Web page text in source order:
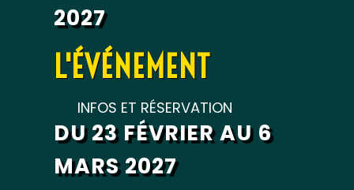
2027
L'ÉVÉNEMENT
INFOS ET RÉSERVATION
DU 23 FÉVRIER AU 6
MARS 2027